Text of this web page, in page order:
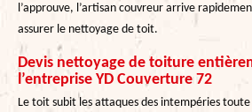
l’approuve, l’artisan couvreur arrive
assurer le nettoyage de toit.
Devis nettoyage de toiture
l’entreprise YD Couverture 72
Le toit subit les attaques des intempéries toute